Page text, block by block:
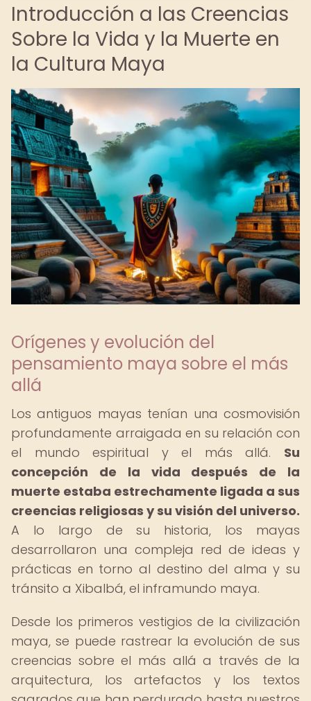
Introducción a las Creencias
Sobre la Vida y la Muerte en
la Cultura Maya
Orígenes y evolución del
pensamiento maya sobre el más
allá
Los antiguos mayas tenían una cosmovisión
profundamente arraigada en su relación con
el mundo espiritual y el más allá. Su
concepción de la vida después de la
muerte estaba estrechamente ligada a sus
creencias religiosas y su visión del universo.
A lo largo de su historia, los mayas
desarrollaron una compleja red de ideas y
prácticas en torno al destino del alma y su
tránsito a Xibalbá, el inframundo maya.
Desde los primeros vestigios de la civilización
maya, se puede rastrear la evolución de sus
creencias sobre el más allá a través de la
arquitectura, los artefactos y los textos